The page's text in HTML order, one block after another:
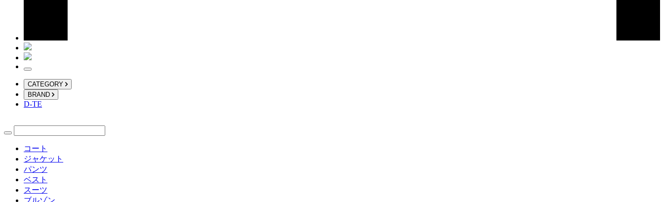
CATEGORY
BRAND
D-TE
コート
ジャケット
パンツ
ベスト
スーツ
ブルゾン